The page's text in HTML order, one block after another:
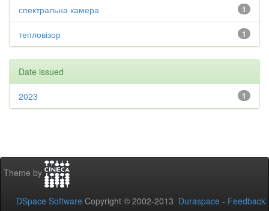
1
спектральна камера
1
тепловізор
Date issued
1
2023
Theme by
DSpace Software Copyright © 2002-2013 Duraspace - Feedback